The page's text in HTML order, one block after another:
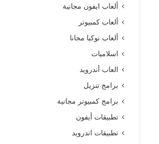
ألعاب ايفون مجانية
ألعاب كمبيوتر
ألعاب نوكيا مجانا
اسلاميات
العاب أندرويد
برامج تنزيل
برامج كمبيوتر مجانية
تطبيقات أيفون
تطبيقات اندرويد